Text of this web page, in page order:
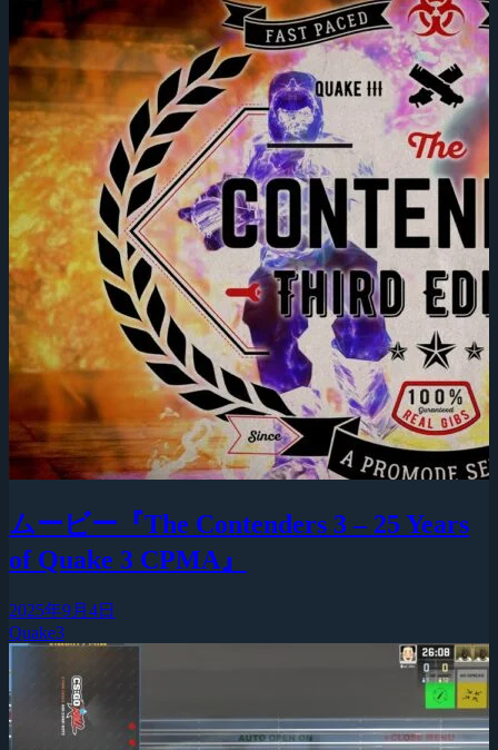
ムービー『The Contenders 3 – 25 Years
of Quake 3 CPMA』
2025年9月4日
Quake3